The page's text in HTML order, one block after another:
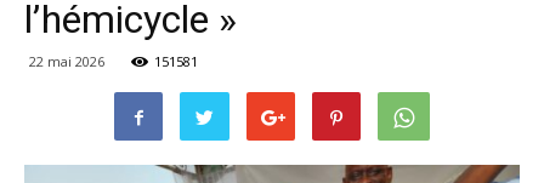
l’hémicycle »
22 mai 2026 151581